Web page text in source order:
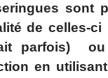
sont
de celles-
parfois) ou
en